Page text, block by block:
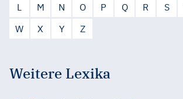
L
M N O P Q R S
W
X Y Z
Weitere Lexika